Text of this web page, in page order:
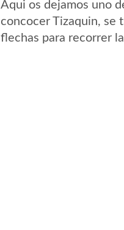
Aqui os dejamos uno
concocer Tizaquin, se
flechas para recorrer